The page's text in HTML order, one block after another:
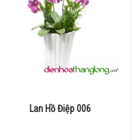
Lan Hồ Điệp 006